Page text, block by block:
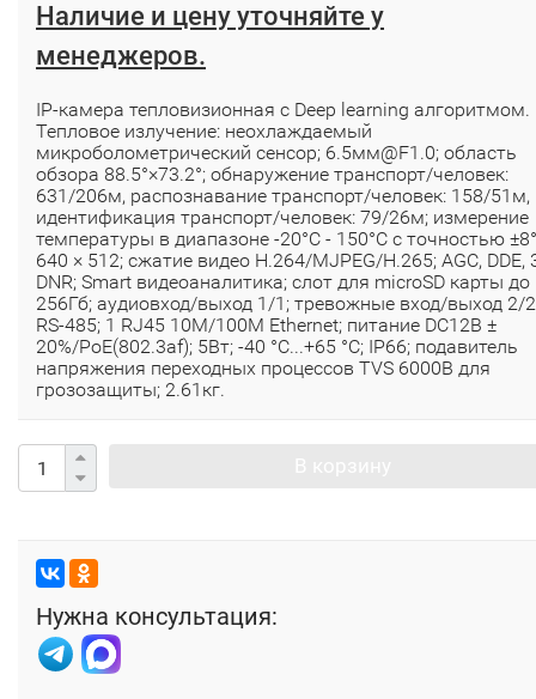
Наличие и цену уточняйте у
менеджеров.
IP-камера тепловизионная с Deep learning алгоритмом.
Тепловое излучение: неохлаждаемый
микроболометрический сенсор; 6.5мм@F1.0; область
обзора 88.5°×73.2°; обнаружение транспорт/человек:
631/206м, распознавание транспорт/человек: 158/51м,
идентификация транспорт/человек: 79/26м; измерение
температуры в диапазоне -20°C - 150°C с точностью
640 × 512; сжатие видео H.264/MJPEG/H.265; AGC, DDE,
DNR; Smart видеоаналитика; слот для microSD карты до
256Гб; аудиовход/выход 1/1; тревожные вход/выход 2/
RS-485; 1 RJ45 10M/100M Ethernet; питание DC12В ±
20%/PoE(802.3af); 5Вт; -40 °C...+65 °C; IP66; подавитель
напряжения переходных процессов TVS 6000B для
грозозащиты; 2.61кг.
Нужна консультация: